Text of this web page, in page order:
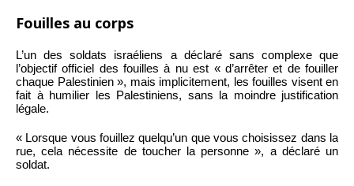
Fouilles au corps
L’un des soldats israéliens a déclaré sans complexe que
l’objectif officiel des fouilles à nu est « d’arrêter et de fouiller
chaque Palestinien », mais implicitement, les fouilles visent en
fait à humilier les Palestiniens, sans la moindre justification
légale.
« Lorsque vous fouillez quelqu’un que vous choisissez dans la
rue, cela nécessite de toucher la personne », a déclaré un
soldat.